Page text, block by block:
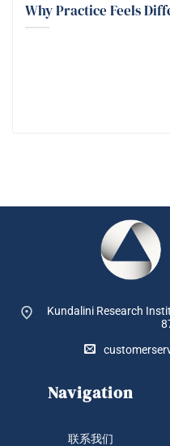
Why Practice Feels
Kundalini Research
Navigation
联系我们